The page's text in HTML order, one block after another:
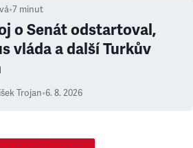
•7 minut
o Senát odstartoval,
vláda a další Turkův
Trojan•6. 8. 2026